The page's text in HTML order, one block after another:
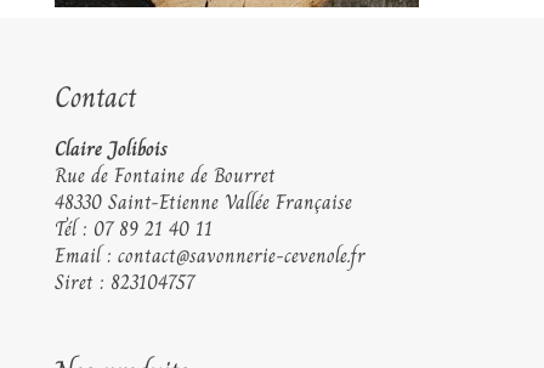
Contact
Claire Jolibois
Rue de Fontaine de Bourret
48330 Saint-Etienne Vallée Française
Tél : 07 89 21 40 11
Email : contact@savonnerie-cevenole.fr
Siret : 823104757